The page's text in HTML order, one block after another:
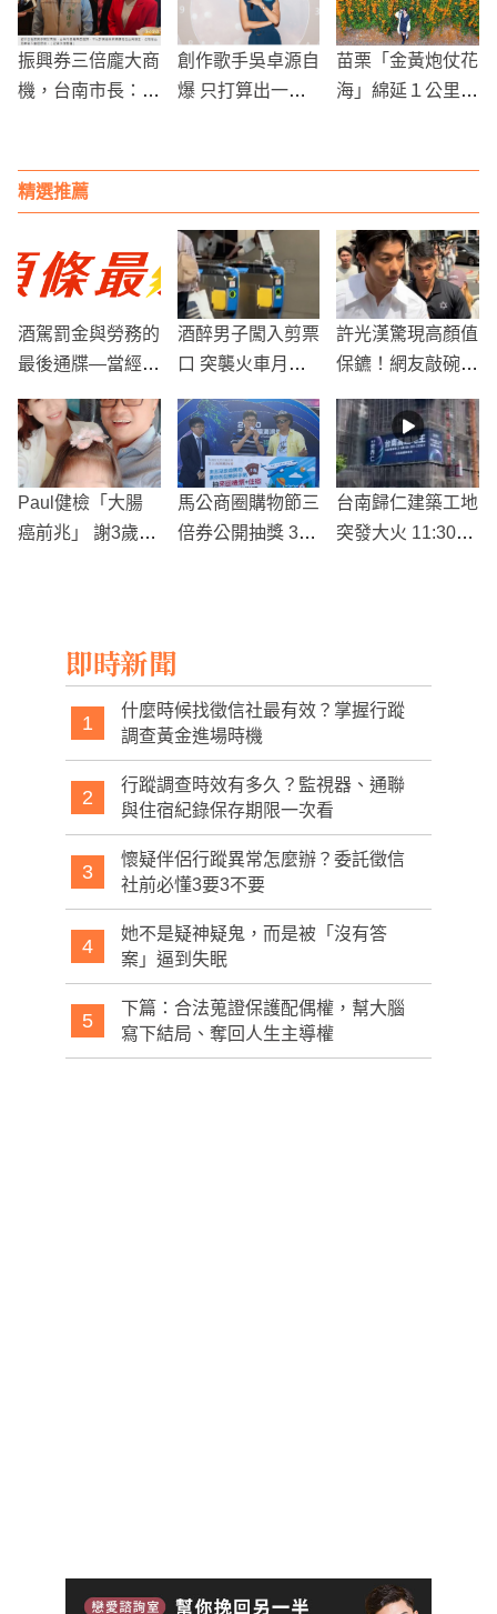
振興券三倍龐大商
機，台南市長：會
創作歌手吳卓源自
爆 只打算出一張
苗栗「金黃炮仗花
海」綿延１公里熱
精選推薦
酒駕罰金與勞務的
最後通牒—當經濟
時該如何自救？
酒醉男子闖入剪票
口 突襲火車月台
止
許光漢驚現高顏值
保鑣！網友敲碗
劇」
Paul健檢「大腸
癌前兆」 謝3歲女
馬公商圈購物節三
倍券公開抽獎 3名
台南歸仁建築工地
突發大火 11:30火
即時新聞
1
什麼時候找徵信社最有效？掌握行蹤
調查黃金進場時機
2
行蹤調查時效有多久？監視器、通聯
與住宿紀錄保存期限一次看
3
懷疑伴侶行蹤異常怎麼辦？委託徵信
社前必懂3要3不要
4
她不是疑神疑鬼，而是被「沒有答
案」逼到失眠
5
下篇：合法蒐證保護配偶權，幫大腦
寫下結局、奪回人生主導權